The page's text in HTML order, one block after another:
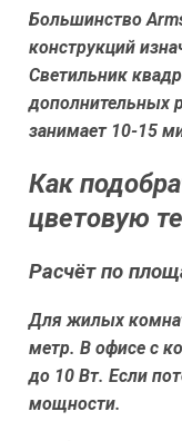
Большинство
конструкций
Светильник
дополнительных
занимает 10-15
Как
цветовую
Расчёт по
Для жилых
метр. В офисе с
до 10 Вт. Если
мощности.